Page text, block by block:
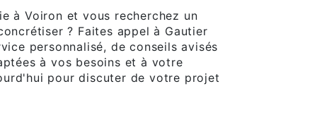
à Voiron et vous recherchez un
? Faites appel à Gautier
personnalisé, de conseils avisés
à vos besoins et à votre
pour discuter de votre projet